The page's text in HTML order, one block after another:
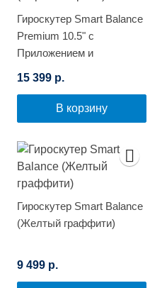
Гироскутер Smart Balance
Premium 10.5" с
Приложением и
(Черный карбон)
15 399 р.
В корзину
Гироскутер Smart Balance
(Желтый граффити)
9 499 р.